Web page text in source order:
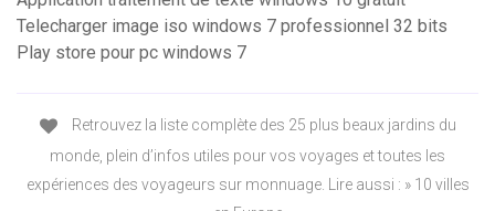
Telecharger image iso windows 7 professionnel 32 bits
Play store pour pc windows 7
Retrouvez la liste complète des 25 plus beaux jardins du
monde, plein d’infos utiles pour vos voyages et toutes les
expériences des voyageurs sur monnuage. Lire aussi : » 10 villes